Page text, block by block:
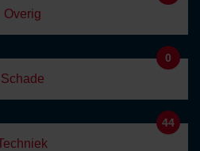
Overig
Schade
0
44